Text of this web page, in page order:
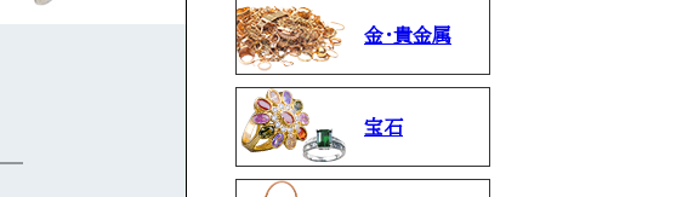
金・貴金属
宝石